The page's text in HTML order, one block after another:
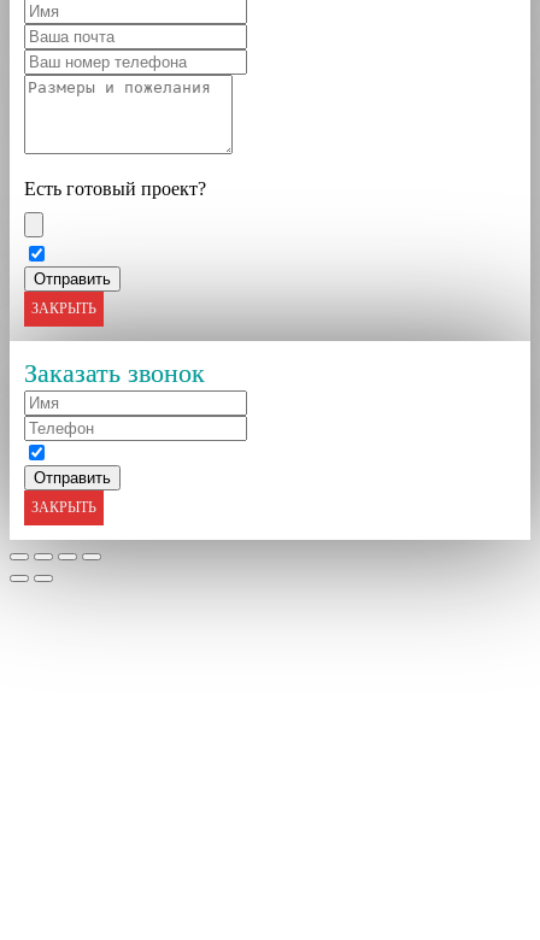
Есть готовый проект?
ЗАКРЫТЬ
Заказать звонок
ЗАКРЫТЬ